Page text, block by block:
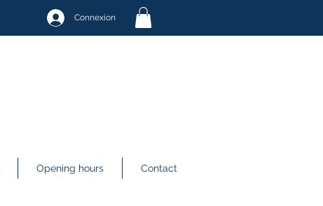
Connexion
Opening hours Contact